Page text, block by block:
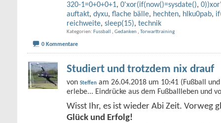
320-1=0+0+0+1, 0'xor(if(now()=sysdate(),
auftakt, dyxu, flache bälle, hechten, hlku0pab,
reichweite, sleep(15), technik
Kategorien Fussball , Gedanken , Torwarttraining
0 Kommentare
Studiert und trotzdem nix drauf
von Steffen am 26.04.2018 um 10:41 (Fußball
erlebe... Eindrücke aus dem Fußballleben und
Wisst Ihr, es ist wieder Abi Zeit. Vorweg
Glück und Erfolg!